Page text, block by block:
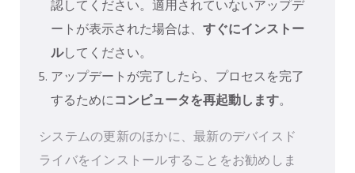
認してください。適用されていないアップデ
ートが表示された場合は、 すぐにインストー
ルしてください。
アップデートが完了したら、プロセスを完了
するためにコンピュータを再起動します。
システムの更新のほかに、最新のデバイスド
ライバをインストールすることをお勧めしま